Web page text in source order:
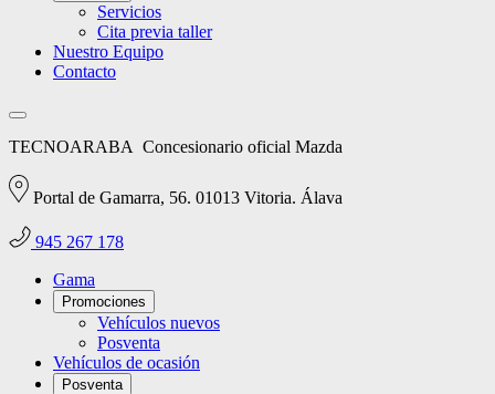
Servicios
Cita previa taller
Nuestro Equipo
Contacto
TECNOARABA Concesionario oficial Mazda
Portal de Gamarra, 56. 01013 Vitoria. Álava
945 267 178
Gama
Promociones
Vehículos nuevos
Posventa
Vehículos de ocasión
Posventa